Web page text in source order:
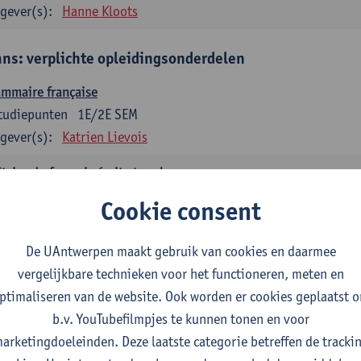
Hanne Kloots
verplichte opleidingsonderdelen
française
1E/2E SEM
Katrien Lievois
du français écrit et oral
Katrien Lievois Isa Van Acker
genres, discours en langue française
1E/2E SEM
studiepunten
Kris Peeters
verplichte opleidingsonderdelen
Cookie consent
De UAntwerpen maakt gebruik van cookies en daarmee
vergelijkbare technieken voor het functioneren, meten en
van de website. Ook worden er cookies geplaatst
b.v. YouTubefilmpjes te kunnen tonen en voor
Deze laatste categorie betreffen de